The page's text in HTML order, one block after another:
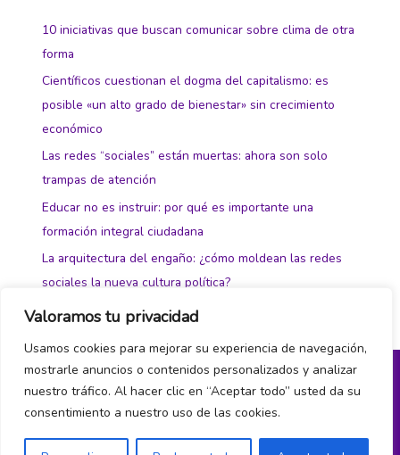
Valoramos tu privacidad
Usamos cookies para mejorar su experiencia de navegación,
mostrarle anuncios o contenidos personalizados y analizar
nuestro tráfico. Al hacer clic en “Aceptar todo” usted da su
consentimiento a nuestro uso de las cookies.
10 iniciativas que buscan comunicar sobre clima de otra
forma
Científicos cuestionan el dogma del capitalismo: es
posible «un alto grado de bienestar» sin crecimiento
económico
Las redes “sociales” están muertas: ahora son solo
trampas de atención
Educar no es instruir: por qué es importante una
formación integral ciudadana
La arquitectura del engaño: ¿cómo moldean las redes
sociales la nueva cultura política?
Política de privacidad y cookies
¿Hablamos?